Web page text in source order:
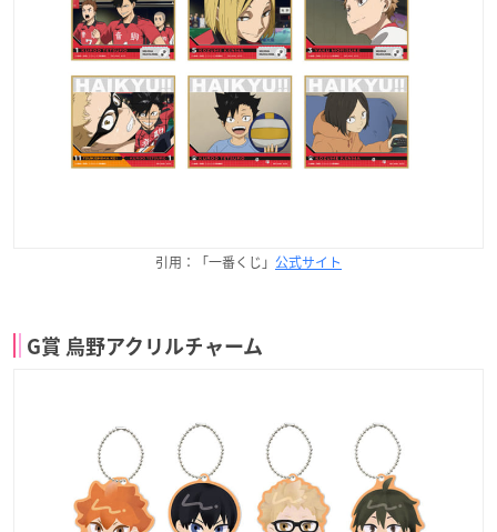
引用：「一番くじ」 公式サイト
G賞 烏野アクリルチャーム